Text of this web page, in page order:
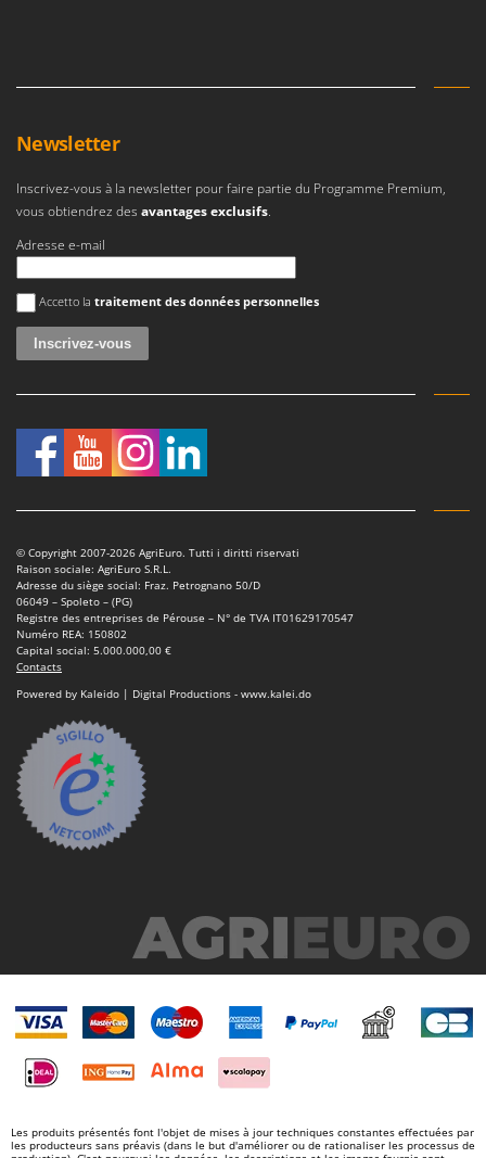
Newsletter
Inscrivez-vous à la newsletter pour faire partie du Programme Premium,
vous obtiendrez des avantages exclusifs.
Adresse e-mail
Une erreur est survenue
Accetto la traitement des données personnelles
© Copyright 2007-2026 AgriEuro. Tutti i diritti riservati
Raison sociale: AgriEuro S.R.L.
Adresse du siège social: Fraz. Petrognano 50/D
06049 – Spoleto – (PG)
Registre des entreprises de Pérouse – N° de TVA IT01629170547
Numéro REA: 150802
Capital social: 5.000.000,00 €
Contacts
Powered by Kaleido | Digital Productions - www.kalei.do
Les produits présentés font l'objet de mises à jour techniques constantes effectuées par
les producteurs sans préavis (dans le but d'améliorer ou de rationaliser les processus de